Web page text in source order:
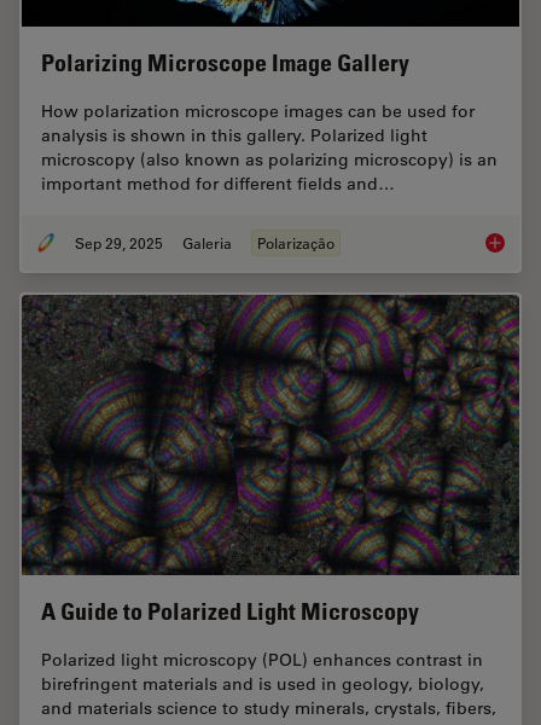
Polarizing Microscope Image Gallery
How polarization microscope images can be used for
analysis is shown in this gallery. Polarized light
microscopy (also known as polarizing microscopy) is an
important method for different fields and…
Sep 29, 2025 Galeria Polarização
A Guide to Polarized Light Microscopy
Polarized light microscopy (POL) enhances contrast in
birefringent materials and is used in geology, biology,
and materials science to study minerals, crystals, fibers,